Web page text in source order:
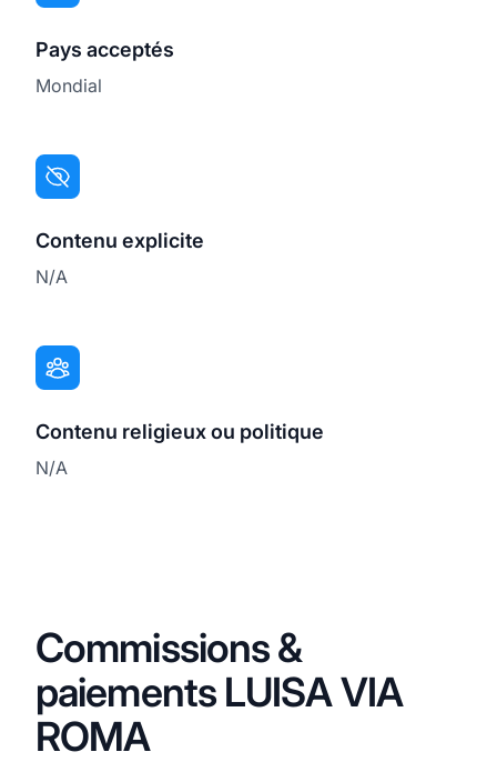
Pays acceptés
Mondial
Contenu explicite
N/A
Contenu religieux ou politique
N/A
Commissions &
paiements LUISA VIA
ROMA